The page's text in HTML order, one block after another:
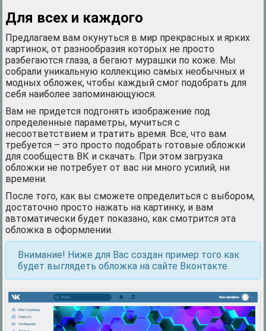
Для всех и каждого
Предлагаем вам окунуться в мир прекрасных и ярких
картинок, от разнообразия которых не просто
разбегаются глаза, а бегают мурашки по коже. Мы
собрали уникальную коллекцию самых необычных и
модных обложек, чтобы каждый смог подобрать для
себя наиболее запоминающуюся.
Вам не придется подгонять изображение под
определенные параметры, мучиться с
несоответствием и тратить время. Все, что вам
требуется – это просто подобрать готовые обложки
для сообществ ВК и скачать. При этом загрузка
обложки не потребует от вас ни много усилий, ни
времени.
После того, как вы сможете определиться с выбором,
достаточно просто нажать на картинку, и вам
автоматически будет показано, как смотрится эта
обложка в оформлении.
Внимание! Ниже для Вас создан пример того как
будет выглядеть обложка на сайте Вконтакте.